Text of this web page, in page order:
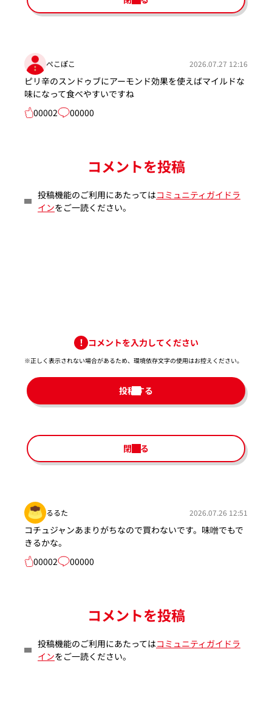
ぺこぽこ 2026.07.27 12:16
ピリ辛のスンドゥブにアーモンド効果を使えばマイルドな
味になって食べやすいですね
00002
00000
コメントを投稿
投稿機能のご利用にあたってはコミュニティガイドラ
インをご一読ください。
コメントを入力してください
※正しく表示されない場合があるため、環境依存文字の使用はお控えください。​
投稿する
閉じる
るるた 2026.07.26 12:51
コチュジャンあまりがちなので買わないです。味噌でもで
きるかな。
00002
00000
コメントを投稿
投稿機能のご利用にあたってはコミュニティガイドラ
インをご一読ください。